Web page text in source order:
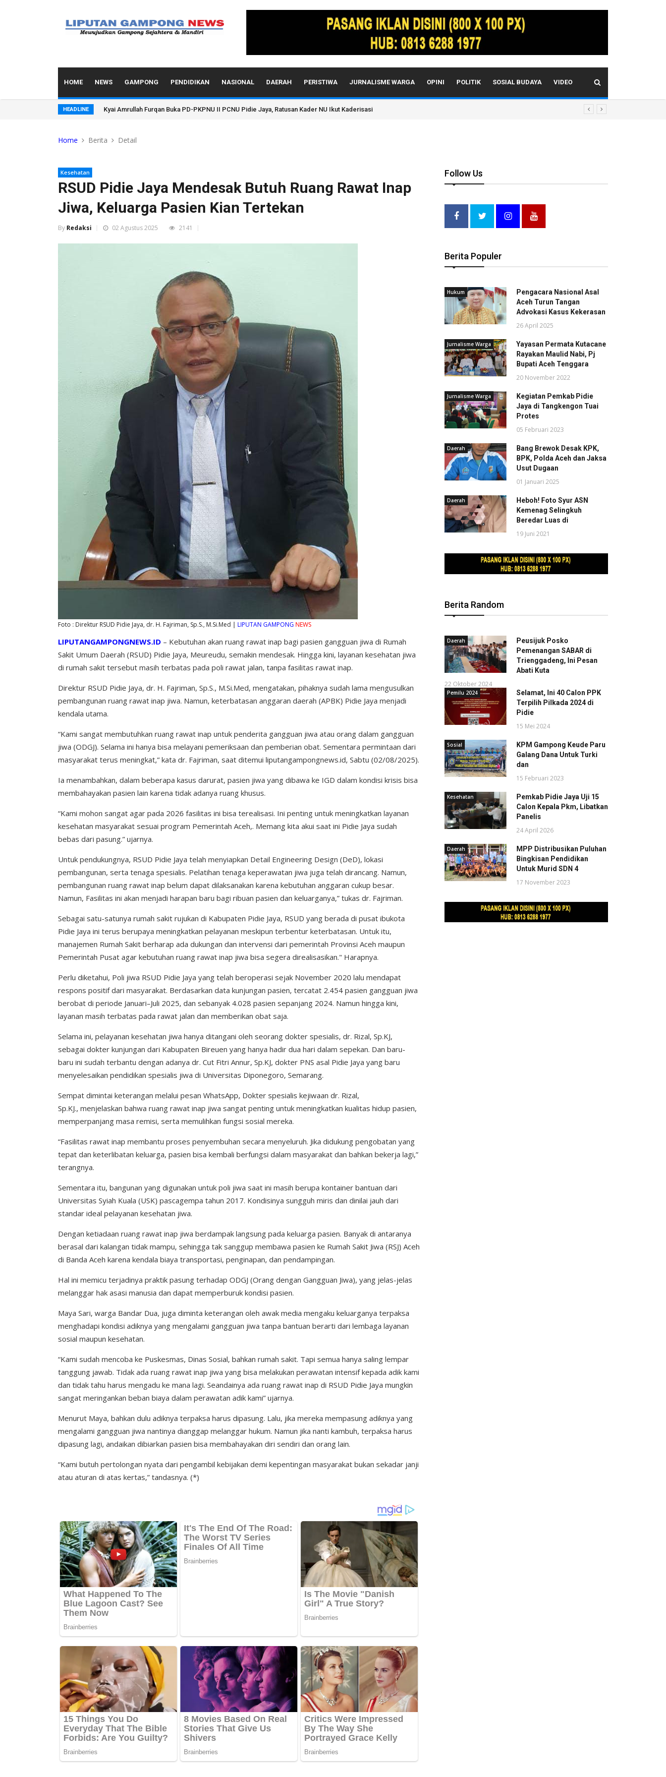
HOME NEWS GAMPONG PENDIDIKAN NASIONAL DAERAH PERISTIWA JURNALISME WARGA OPINI POLITIK SOSIAL BUDAYA VIDEO
HEADLINE Ini Rekam Jejak Karier Kapolresta Banda Aceh Sebelum Diperiksa Propam Mabes Polri
Home Berita Detail
Kesehatan
RSUD Pidie Jaya Mendesak Butuh Ruang Rawat Inap
Jiwa, Keluarga Pasien Kian Tertekan
By Redaksi 02 Agustus 2025 2141
Foto : Direktur RSUD Pidie Jaya, dr. H. Fajriman, Sp.S., M.Si.Med | LIPUTAN GAMPONG NEWS
LIPUTANGAMPONGNEWS.ID – Kebutuhan akan ruang rawat inap bagi pasien gangguan jiwa di Rumah
Sakit Umum Daerah (RSUD) Pidie Jaya, Meureudu, semakin mendesak. Hingga kini, layanan kesehatan jiwa
di rumah sakit tersebut masih terbatas pada poli rawat jalan, tanpa fasilitas rawat inap.
Direktur RSUD Pidie Jaya, dr. H. Fajriman, Sp.S., M.Si.Med, mengatakan, pihaknya sudah lama mengusulkan
pembangunan ruang rawat inap jiwa. Namun, keterbatasan anggaran daerah (APBK) Pidie Jaya menjadi
kendala utama.
“Kami sangat membutuhkan ruang rawat inap untuk penderita gangguan jiwa atau orang dalam gangguan
jiwa (ODGJ). Selama ini hanya bisa melayani pemeriksaan dan pemberian obat. Sementara permintaan dari
masyarakat terus meningkat,” kata dr. Fajriman, saat ditemui liputangampongnews.id, Sabtu (02/08/2025).
Ia menambahkan, dalam beberapa kasus darurat, pasien jiwa yang dibawa ke IGD dalam kondisi krisis bisa
membahayakan pasien lain karena tidak adanya ruang khusus.
“Kami mohon sangat agar pada 2026 fasilitas ini bisa terealisasi. Ini penting untuk meningkatkan layanan
kesehatan masyarakat sesuai program Pemerintah Aceh,. Memang kita akui saat ini Pidie Jaya sudah
bebas dari pasung.” ujarnya.
Untuk pendukungnya, RSUD Pidie Jaya telah menyiapkan Detail Engineering Design (DeD), lokasi
pembangunan, serta tenaga spesialis. Pelatihan tenaga keperawatan jiwa juga telah dirancang. Namun,
pembangunan ruang rawat inap belum dapat dilaksanakan karena kebutuhan anggaran cukup besar.
Namun, Fasilitas ini akan menjadi harapan baru bagi ribuan pasien dan keluarganya,” tukas dr. Fajriman.
Sebagai satu-satunya rumah sakit rujukan di Kabupaten Pidie Jaya, RSUD yang berada di pusat ibukota
Pidie Jaya ini terus berupaya meningkatkan pelayanan meskipun terbentur keterbatasan. Untuk itu,
manajemen Rumah Sakit berharap ada dukungan dan intervensi dari pemerintah Provinsi Aceh maupun
Pemerintah Pusat agar kebutuhan ruang rawat inap jiwa bisa segera direalisasikan." Harapnya.
Perlu diketahui, Poli jiwa RSUD Pidie Jaya yang telah beroperasi sejak November 2020 lalu mendapat
respons positif dari masyarakat. Berdasarkan data kunjungan pasien, tercatat 2.454 pasien gangguan jiwa
berobat di periode Januari–Juli 2025, dan sebanyak 4.028 pasien sepanjang 2024. Namun hingga kini,
layanan masih terbatas pada rawat jalan dan memberikan obat saja.
Selama ini, pelayanan kesehatan jiwa hanya ditangani oleh seorang dokter spesialis, dr. Rizal, Sp.KJ,
sebagai dokter kunjungan dari Kabupaten Bireuen yang hanya hadir dua hari dalam sepekan. Dan baru-
baru ini sudah terbantu dengan adanya dr. Cut Fitri Annur, Sp.KJ, dokter PNS asal Pidie Jaya yang baru
menyelesaikan pendidikan spesialis jiwa di Universitas Diponegoro, Semarang.
Sempat dimintai keterangan melalui pesan WhatsApp, Dokter spesialis kejiwaan dr. Rizal,
Sp.KJ., menjelaskan bahwa ruang rawat inap jiwa sangat penting untuk meningkatkan kualitas hidup pasien,
memperpanjang masa remisi, serta memulihkan fungsi sosial mereka.
“Fasilitas rawat inap membantu proses penyembuhan secara menyeluruh. Jika didukung pengobatan yang
tepat dan keterlibatan keluarga, pasien bisa kembali berfungsi dalam masyarakat dan bahkan bekerja lagi,”
terangnya.
Sementara itu, bangunan yang digunakan untuk poli jiwa saat ini masih berupa kontainer bantuan dari
Universitas Syiah Kuala (USK) pascagempa tahun 2017. Kondisinya sungguh miris dan dinilai jauh dari
standar ideal pelayanan kesehatan jiwa.
Dengan ketiadaan ruang rawat inap jiwa berdampak langsung pada keluarga pasien. Banyak di antaranya
berasal dari kalangan tidak mampu, sehingga tak sanggup membawa pasien ke Rumah Sakit Jiwa (RSJ) Aceh
di Banda Aceh karena kendala biaya transportasi, penginapan, dan pendampingan.
Hal ini memicu terjadinya praktik pasung terhadap ODGJ (Orang dengan Gangguan Jiwa), yang jelas-jelas
melanggar hak asasi manusia dan dapat memperburuk kondisi pasien.
Maya Sari, warga Bandar Dua, juga diminta keterangan oleh awak media mengaku keluarganya terpaksa
menghadapi kondisi adiknya yang mengalami gangguan jiwa tanpa bantuan berarti dari lembaga layanan
sosial maupun kesehatan.
“Kami sudah mencoba ke Puskesmas, Dinas Sosial, bahkan rumah sakit. Tapi semua hanya saling lempar
tanggung jawab. Tidak ada ruang rawat inap jiwa yang bisa melakukan perawatan intensif kepada adik kami
dan tidak tahu harus mengadu ke mana lagi. Seandainya ada ruang rawat inap di RSUD Pidie Jaya mungkin
sangat meringankan beban biaya dalam perawatan adik kami” ujarnya.
Menurut Maya, bahkan dulu adiknya terpaksa harus dipasung. Lalu, jika mereka mempasung adiknya yang
mengalami gangguan jiwa nantinya dianggap melanggar hukum. Namun jika nanti kambuh, terpaksa harus
dipasung lagi, andaikan dibiarkan pasien bisa membahayakan diri sendiri dan orang lain.
“Kami butuh pertolongan nyata dari pengambil kebijakan demi kepentingan masyarakat bukan sekadar janji
atau aturan di atas kertas,” tandasnya. (*)
Follow Us
Berita Populer
Hukum
Pengacara Nasional Asal
Aceh Turun Tangan
Advokasi Kasus Kekerasan
26 April 2025
Jurnalisme Warga
Yayasan Permata Kutacane
Rayakan Maulid Nabi, Pj
Bupati Aceh Tenggara
20 November 2022
Jurnalisme Warga
Kegiatan Pemkab Pidie
Jaya di Tangkengon Tuai
Protes
05 Februari 2023
Daerah
Bang Brewok Desak KPK,
BPK, Polda Aceh dan Jaksa
Usut Dugaan
01 Januari 2025
Daerah
Heboh! Foto Syur ASN
Kemenag Selingkuh
Beredar Luas di
19 Juni 2021
Berita Random
Daerah
Peusijuk Posko
Pemenangan SABAR di
Trienggadeng, Ini Pesan
Abati Kuta
22 Oktober 2024
Pemilu 2024
Selamat, Ini 40 Calon PPK
Terpilih Pilkada 2024 di
Pidie
15 Mei 2024
Sosial
KPM Gampong Keude Paru
Galang Dana Untuk Turki
dan
15 Februari 2023
Kesehatan
Pemkab Pidie Jaya Uji 15
Calon Kepala Pkm, Libatkan
Panelis
24 April 2026
Daerah
MPP Distribusikan Puluhan
Bingkisan Pendidikan
Untuk Murid SDN 4
17 November 2023